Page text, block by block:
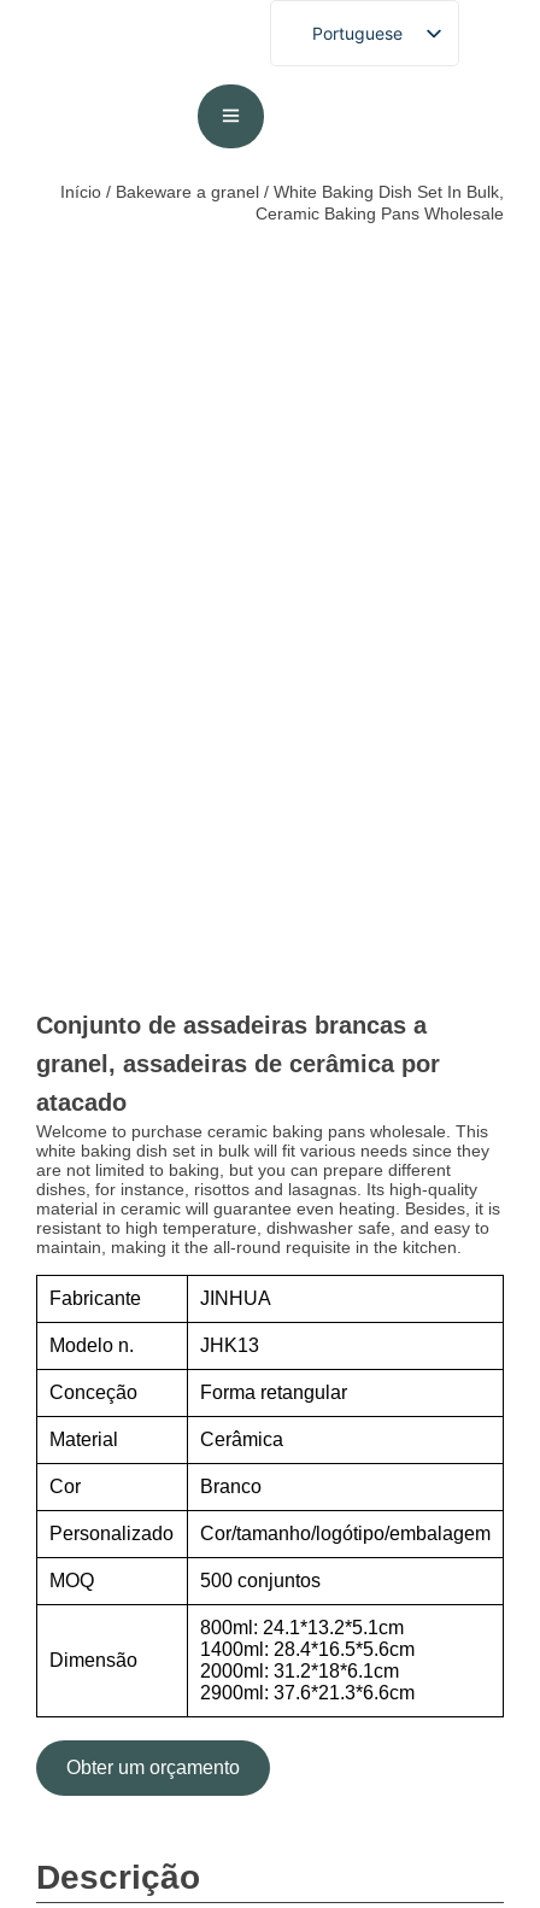
Portuguese
English
Spanish
Início / Bakeware a granel / White Baking Dish Set In Bulk,
Ceramic Baking Pans Wholesale
Conjunto de assadeiras brancas a
granel, assadeiras de cerâmica por
atacado
Welcome to purchase ceramic baking pans wholesale. This
white baking dish set in bulk will fit various needs since they
are not limited to baking, but you can prepare different
dishes, for instance, risottos and lasagnas. Its high-quality
material in ceramic will guarantee even heating. Besides, it is
resistant to high temperature, dishwasher safe, and easy to
maintain, making it the all-round requisite in the kitchen.
Fabricante JINHUA
Modelo n. JHK13
Conceção Forma retangular
Material Cerâmica
Cor Branco
Personalizado Cor/tamanho/logótipo/embalagem
MOQ 500 conjuntos
Dimensão
800ml: 24.1*13.2*5.1cm
1400ml: 28.4*16.5*5.6cm
2000ml: 31.2*18*6.1cm
2900ml: 37.6*21.3*6.6cm
Obter um orçamento
Descrição